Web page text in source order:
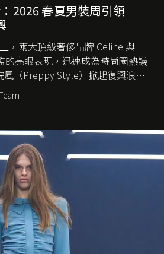
2026 春夏男裝周引領
，兩大頂級奢侈品牌 Celine 與
的亮眼表現，迅速成為時尚圈熱議
風（Preppy Style）掀起復興浪
回到大眾視線。